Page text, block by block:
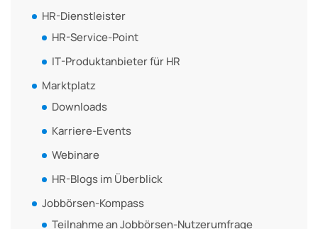
HR-Dienstleister
HR-Service-Point
IT-Produktanbieter für HR
Marktplatz
Downloads
Karriere-Events
Webinare
HR-Blogs im Überblick
Jobbörsen-Kompass
Teilnahme an Jobbörsen-Nutzerumfrage